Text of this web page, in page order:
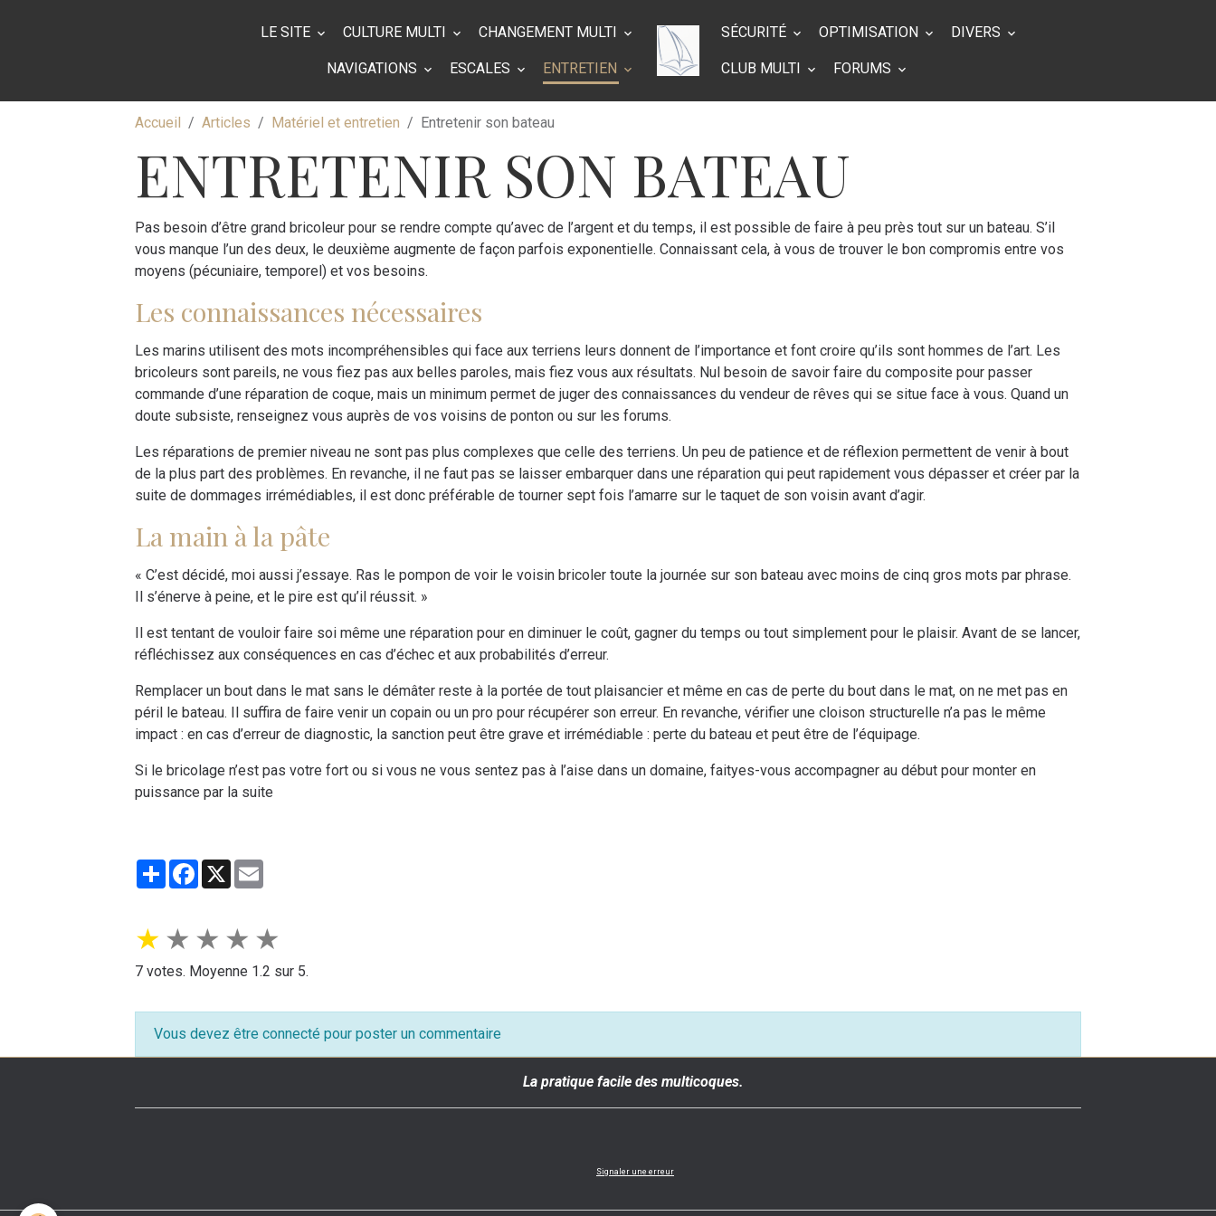
LE SITE CULTURE MULTI CHANGEMENT MULTI
NAVIGATIONS ESCALES ENTRETIEN
SÉCURITÉ OPTIMISATION DIVERS
CLUB MULTI FORUMS
Accueil Articles Matériel et entretien Entretenir son bateau
ENTRETENIR SON BATEAU
Pas besoin d’être grand bricoleur pour se rendre compte qu’avec de l’argent et du temps, il est possible de faire à peu près tout sur un bateau. S’il
vous manque l’un des deux, le deuxième augmente de façon parfois exponentielle. Connaissant cela, à vous de trouver le bon compromis entre vos
moyens (pécuniaire, temporel) et vos besoins.
Les connaissances nécessaires
Les marins utilisent des mots incompréhensibles qui face aux terriens leurs donnent de l’importance et font croire qu’ils sont hommes de l’art. Les
bricoleurs sont pareils, ne vous fiez pas aux belles paroles, mais fiez vous aux résultats. Nul besoin de savoir faire du composite pour passer
commande d’une réparation de coque, mais un minimum permet de juger des connaissances du vendeur de rêves qui se situe face à vous. Quand un
doute subsiste, renseignez vous auprès de vos voisins de ponton ou sur les forums.
Les réparations de premier niveau ne sont pas plus complexes que celle des terriens. Un peu de patience et de réflexion permettent de venir à bout
de la plus part des problèmes. En revanche, il ne faut pas se laisser embarquer dans une réparation qui peut rapidement vous dépasser et créer par la
suite de dommages irrémédiables, il est donc préférable de tourner sept fois l’amarre sur le taquet de son voisin avant d’agir.
La main à la pâte
« C’est décidé, moi aussi j’essaye. Ras le pompon de voir le voisin bricoler toute la journée sur son bateau avec moins de cinq gros mots par phrase.
Il s’énerve à peine, et le pire est qu’il réussit. »
Il est tentant de vouloir faire soi même une réparation pour en diminuer le coût, gagner du temps ou tout simplement pour le plaisir. Avant de se lancer,
réfléchissez aux conséquences en cas d’échec et aux probabilités d’erreur.
Remplacer un bout dans le mat sans le démâter reste à la portée de tout plaisancier et même en cas de perte du bout dans le mat, on ne met pas en
péril le bateau. Il suffira de faire venir un copain ou un pro pour récupérer son erreur. En revanche, vérifier une cloison structurelle n’a pas le même
impact : en cas d’erreur de diagnostic, la sanction peut être grave et irrémédiable : perte du bateau et peut être de l’équipage.
Si le bricolage n’est pas votre fort ou si vous ne vous sentez pas à l’aise dans un domaine, faityes-vous accompagner au début pour monter en
puissance par la suite
PartagerFacebook
X
★ ★ ★ ★ ★
7 votes. Moyenne 1.2 sur 5.
Vous devez être connecté pour poster un commentaire
La pratique facile des multicoques.
Signaler une erreur